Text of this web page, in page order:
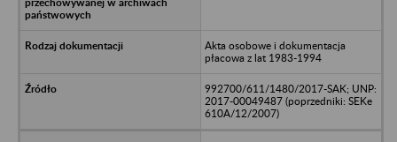
Akta osobowe i dokumentacja
płacowa z lat 1983-1994
992700/611/1480/2017-SAK; UNP:
2017-00049487 (poprzedniki: SEKe
610A/12/2007)